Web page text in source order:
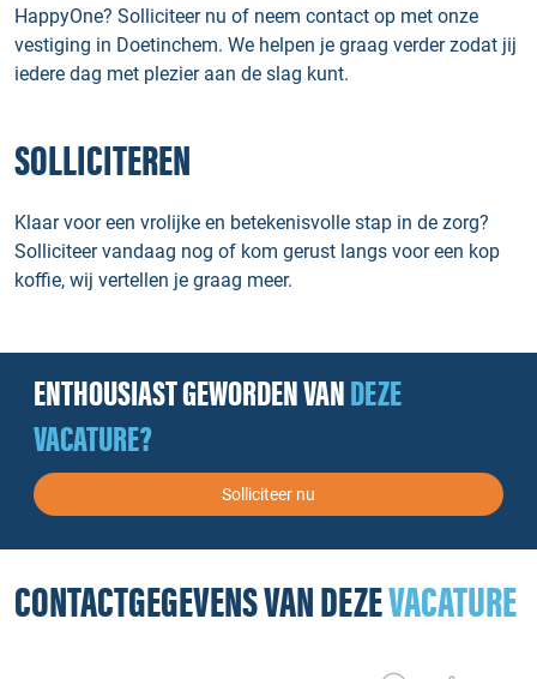
HappyOne? Solliciteer nu of neem contact op met onze
vestiging in Doetinchem. We helpen je graag verder zodat jij
iedere dag met plezier aan de slag kunt.
SOLLICITEREN
Klaar voor een vrolijke en betekenisvolle stap in de zorg?
Solliciteer vandaag nog of kom gerust langs voor een kop
koffie, wij vertellen je graag meer.
ENTHOUSIAST GEWORDEN VANDEZE
VACATURE?
Solliciteer nu
CONTACTGEGEVENS VAN DEZEVACATURE